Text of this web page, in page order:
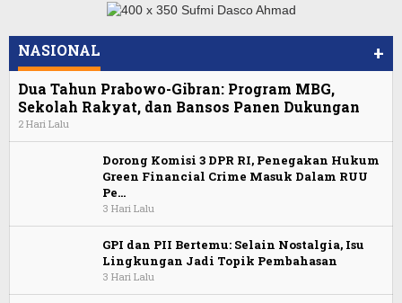
NASIONAL +
Dua Tahun Prabowo-Gibran: Program MBG,
Sekolah Rakyat, dan Bansos Panen Dukungan
2 Hari Lalu
Dorong Komisi 3 DPR RI, Penegakan Hukum
Green Financial Crime Masuk Dalam RUU
Pe…
3 Hari Lalu
GPI dan PII Bertemu: Selain Nostalgia, Isu
Lingkungan Jadi Topik Pembahasan
3 Hari Lalu